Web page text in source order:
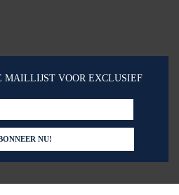
MAILLIJST VOOR EXCLUSIEF